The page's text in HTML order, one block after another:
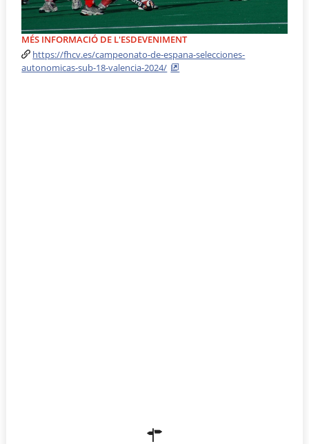
MÉS INFORMACIÓ DE L'ESDEVENIMENT
https://fhcv.es/campeonato-de-espana-selecciones-
autonomicas-sub-18-valencia-2024/